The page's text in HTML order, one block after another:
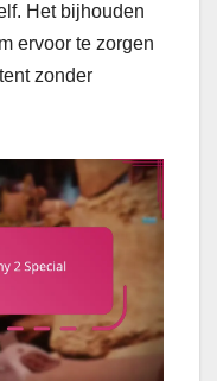
Het bijhouden
ervoor te zorgen
zonder